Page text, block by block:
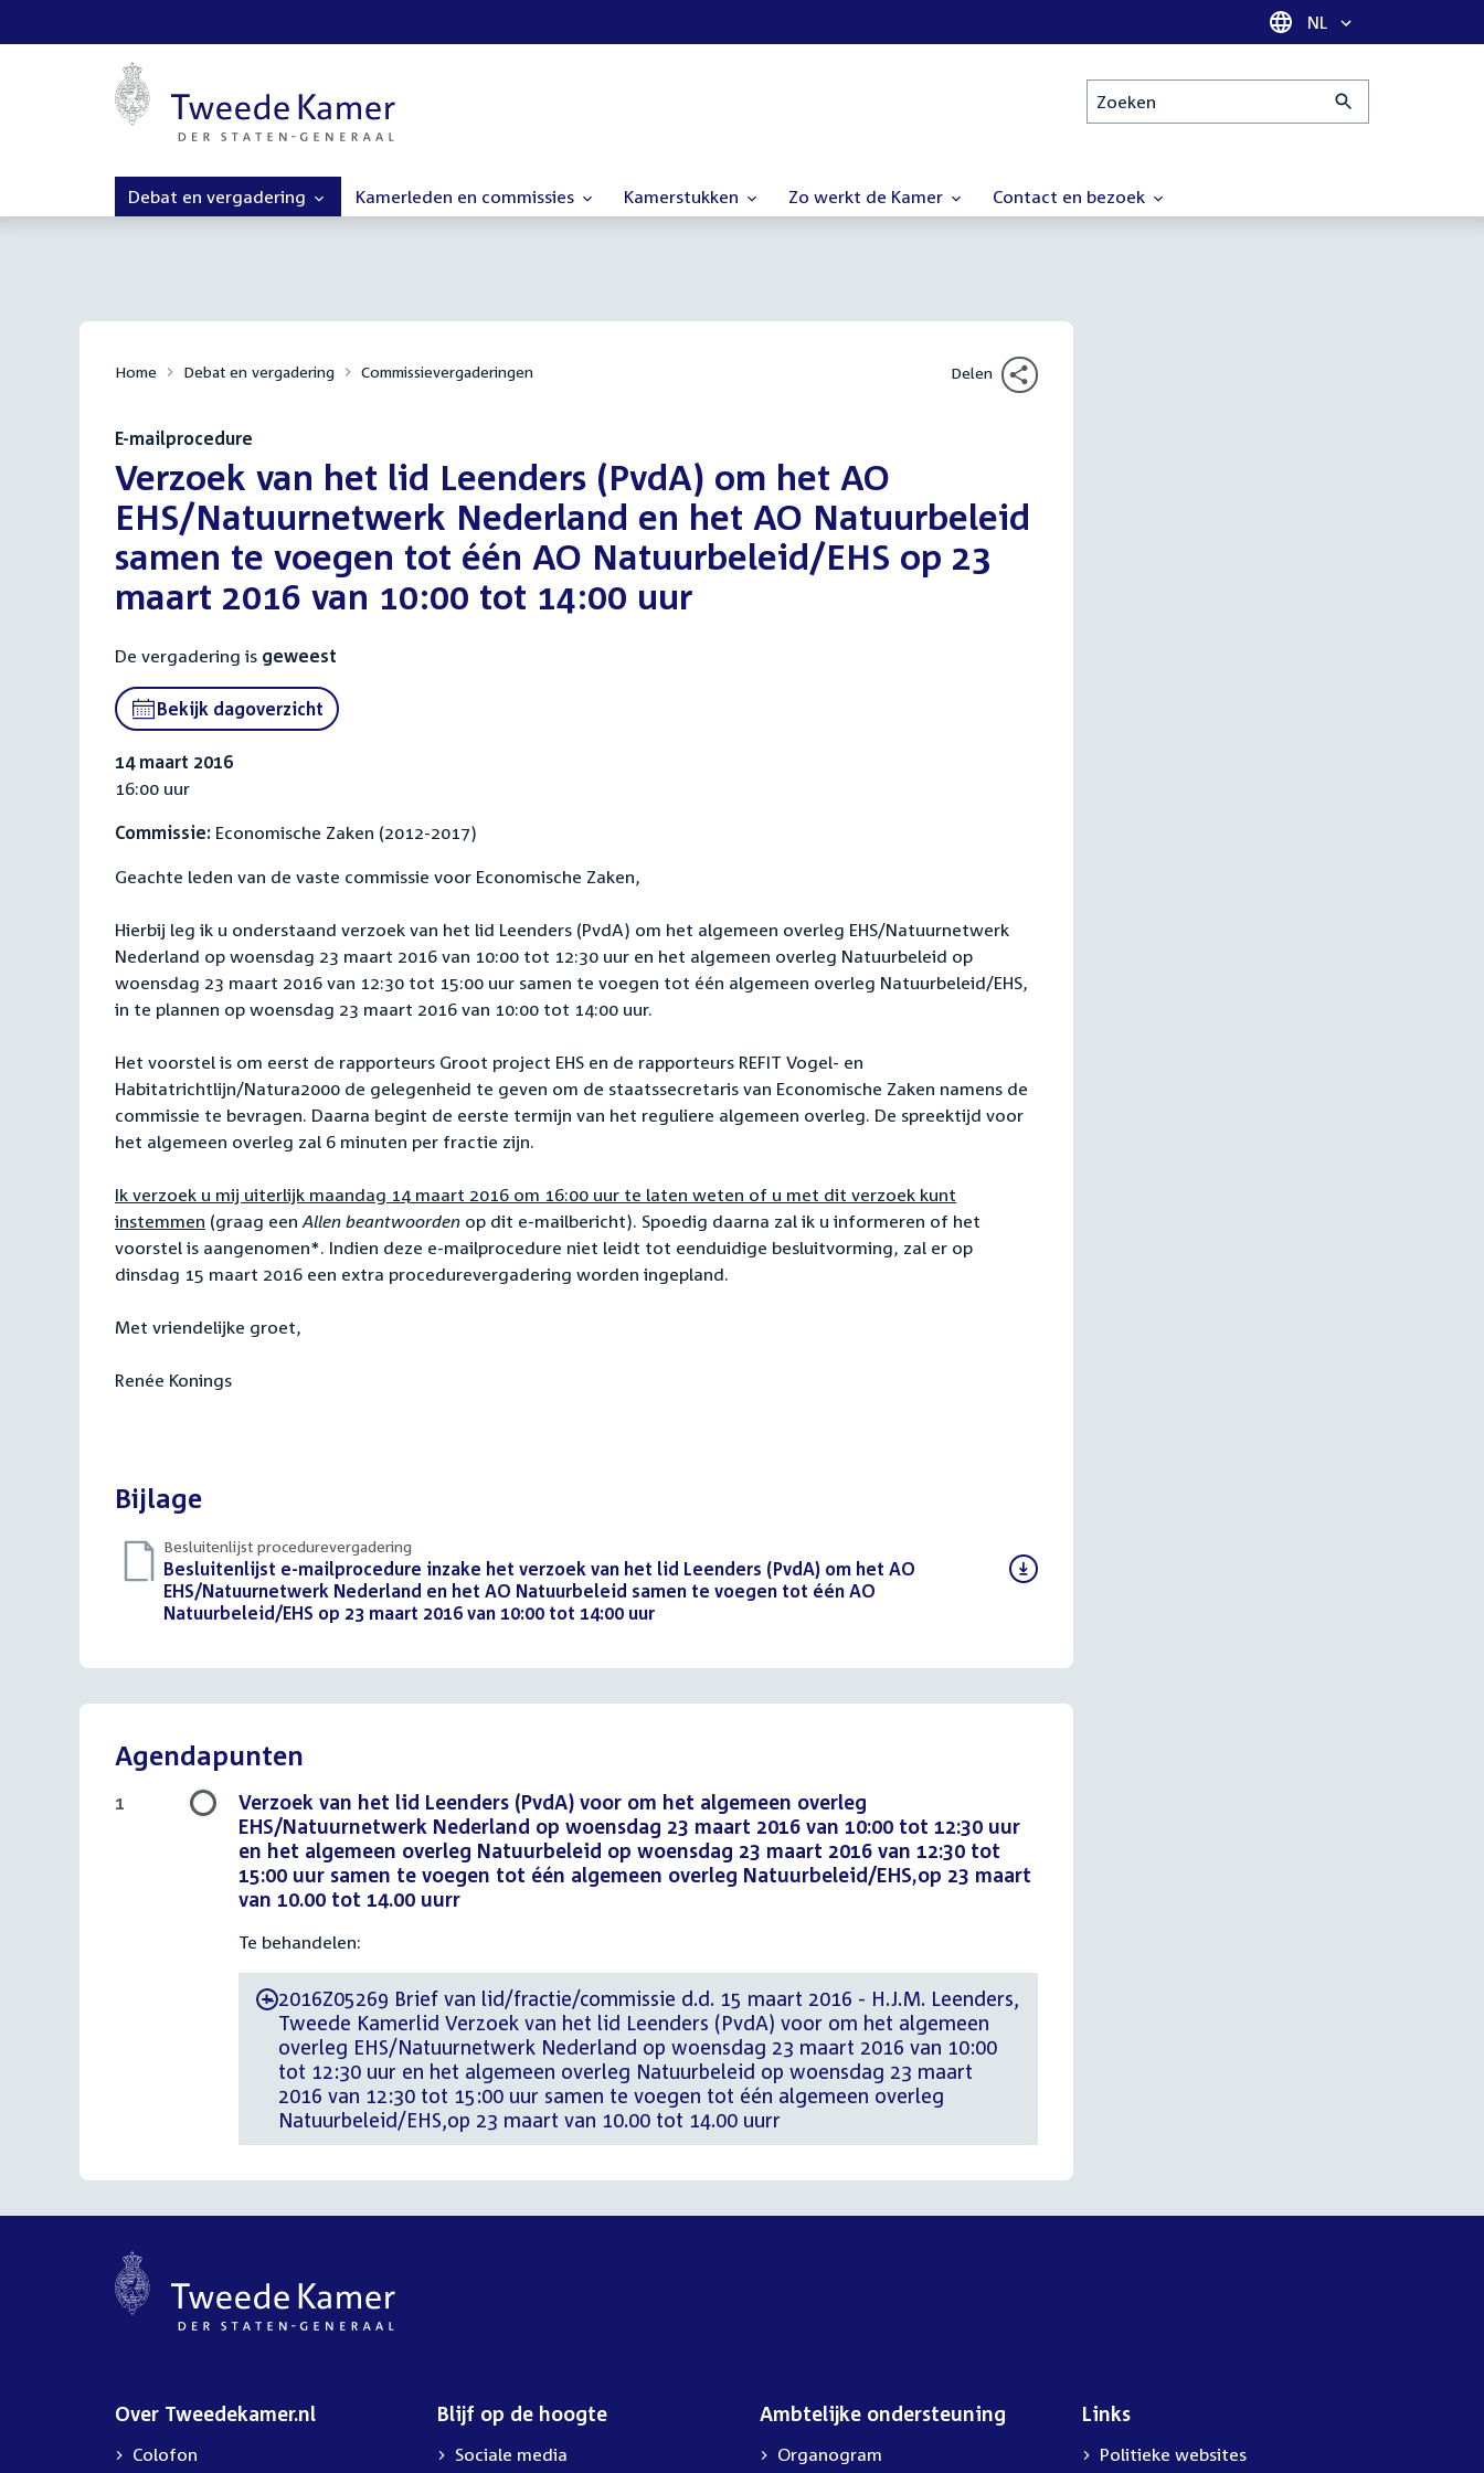
Taal selectie
NL
Zoeken
Debat en vergadering Kamerleden en commissies Kamerstukken Zo werkt de Kamer Contact en bezoek
Home Debat en vergadering Commissievergaderingen Delen
E-mailprocedure
:Verzoek van het lid Leenders (PvdA) om het AO
EHS/Natuurnetwerk Nederland en het AO Natuurbeleid
samen te voegen tot één AO Natuurbeleid/EHS op 23
maart 2016 van 10:00 tot 14:00 uur
De vergadering is geweest
Bekijk dagoverzicht
14 maart 2016
16:00 uur
Commissie: Economische Zaken (2012-2017)
Geachte leden van de vaste commissie voor Economische Zaken,
Hierbij leg ik u onderstaand verzoek van het lid Leenders (PvdA) om het algemeen overleg EHS/Natuurnetwerk
Nederland op woensdag 23 maart 2016 van 10:00 tot 12:30 uur en het algemeen overleg Natuurbeleid op
woensdag 23 maart 2016 van 12:30 tot 15:00 uur samen te voegen tot één algemeen overleg Natuurbeleid/EHS,
in te plannen op woensdag 23 maart 2016 van 10:00 tot 14:00 uur.
Het voorstel is om eerst de rapporteurs Groot project EHS en de rapporteurs REFIT Vogel- en
Habitatrichtlijn/Natura2000 de gelegenheid te geven om de staatssecretaris van Economische Zaken namens de
commissie te bevragen. Daarna begint de eerste termijn van het reguliere algemeen overleg. De spreektijd voor
het algemeen overleg zal 6 minuten per fractie zijn.
Ik verzoek u mij uiterlijk maandag 14 maart 2016 om 16:00 uur te laten weten of u met dit verzoek kunt
instemmen (graag eenAllen beantwoorden op dit e-mailbericht). Spoedig daarna zal ik u informeren of het
voorstel is aangenomen*. Indien deze e-mailprocedure niet leidt tot eenduidige besluitvorming, zal er op
dinsdag 15 maart 2016 een extra procedurevergadering worden ingepland.
Met vriendelijke groet,
Renée Konings
Bijlage
Besluitenlijst procedurevergadering
Download
bestand:
Besluitenlijst e-mailprocedure inzake het verzoek van het lid Leenders (PvdA) om het AO
EHS/Natuurnetwerk Nederland en het AO Natuurbeleid samen te voegen tot één AO
Natuurbeleid/EHS op 23 maart 2016 van 10:00 tot 14:00 uur
Agendapunten
Verzoek van het lid Leenders (PvdA) voor om het algemeen overleg
EHS/Natuurnetwerk Nederland op woensdag 23 maart 2016 van 10:00 tot 12:30 uur
en het algemeen overleg Natuurbeleid op woensdag 23 maart 2016 van 12:30 tot
15:00 uur samen te voegen tot één algemeen overleg Natuurbeleid/EHS,op 23 maart
van 10.00 tot 14.00 uurr
Te behandelen:
-2016Z05269 Brief van lid/fractie/commissie d.d. 15 maart 2016 - H.J.M. Leenders,
Tweede Kamerlid Verzoek van het lid Leenders (PvdA) voor om het algemeen
overleg EHS/Natuurnetwerk Nederland op woensdag 23 maart 2016 van 10:00
tot 12:30 uur en het algemeen overleg Natuurbeleid op woensdag 23 maart
2016 van 12:30 tot 15:00 uur samen te voegen tot één algemeen overleg
Natuurbeleid/EHS,op 23 maart van 10.00 tot 14.00 uurr
1
Over Tweedekamer.nl
Colofon
Blijf op de hoogte
Sociale media
Ambtelijke ondersteuning
Organogram
Links
Politieke websites